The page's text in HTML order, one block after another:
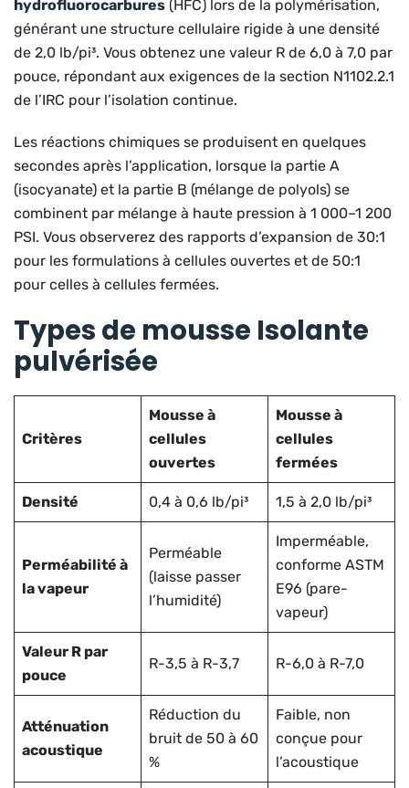
hydrofluorocarbures (HFC) lors de la polymérisation,
générant une structure cellulaire rigide à une densité
de 2,0 lb/pi³. Vous obtenez une valeur R de 6,0 à 7,0 par
pouce, répondant aux exigences de la section N1102.2.1
de l’IRC pour l’isolation continue.
Les réactions chimiques se produisent en quelques
secondes après l’application, lorsque la partie A
(isocyanate) et la partie B (mélange de polyols) se
combinent par mélange à haute pression à 1 000–1 200
PSI. Vous observerez des rapports d’expansion de 30:1
pour les formulations à cellules ouvertes et de 50:1
pour celles à cellules fermées.
Types de mousse Isolante
pulvérisée
Critères
Mousse à
cellules
ouvertes
Mousse à
cellules
fermées
Densité 0,4 à 0,6 lb/pi³ 1,5 à 2,0 lb/pi³
Perméabilité à
la vapeur
Perméable
(laisse passer
l’humidité)
Imperméable,
conforme ASTM
E96 (pare-
vapeur)
Valeur R par
pouce
R-3,5 à R-3,7 R-6,0 à R-7,0
Atténuation
acoustique
Réduction du
bruit de 50 à 60
%
Faible, non
conçue pour
l’acoustique